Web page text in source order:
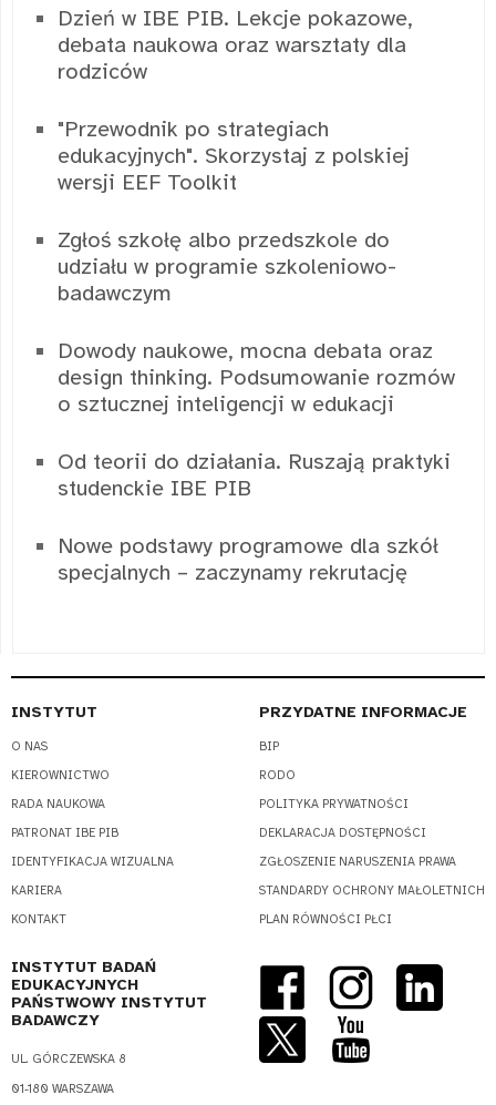
Dzień w IBE PIB. Lekcje pokazowe,
debata naukowa oraz warsztaty dla
rodziców
"Przewodnik po strategiach
edukacyjnych". Skorzystaj z polskiej
wersji EEF Toolkit
Zgłoś szkołę albo przedszkole do
udziału w programie szkoleniowo-
badawczym
Dowody naukowe, mocna debata oraz
design thinking. Podsumowanie rozmów
o sztucznej inteligencji w edukacji
Od teorii do działania. Ruszają praktyki
studenckie IBE PIB
Nowe podstawy programowe dla szkół
specjalnych – zaczynamy rekrutację
INSTYTUT
O NAS
KIEROWNICTWO
RADA NAUKOWA
PATRONAT IBE PIB
IDENTYFIKACJA WIZUALNA
KARIERA
KONTAKT
PRZYDATNE INFORMACJE
BIP
RODO
POLITYKA PRYWATNOŚCI
DEKLARACJA DOSTĘPNOŚCI
ZGŁOSZENIE NARUSZENIA PRAWA
STANDARDY OCHRONY MAŁOLETNICH
PLAN RÓWNOŚCI PŁCI
INSTYTUT BADAŃ
EDUKACYJNYCH
PAŃSTWOWY INSTYTUT
BADAWCZY
UL. GÓRCZEWSKA 8
01-180 WARSZAWA